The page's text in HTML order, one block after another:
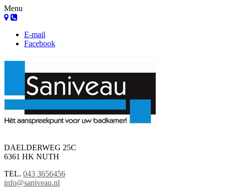
Menu
E-mail
Facebook
DAELDERWEG 25C
6361 HK NUTH
TEL. 043 3656456
info@saniveau.nl